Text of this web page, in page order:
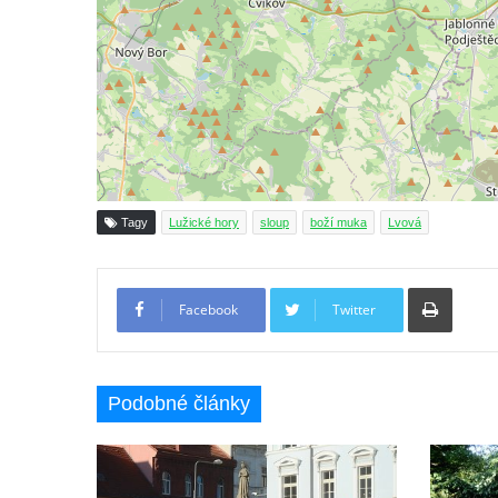
Františkem Xaverským v zámeckém parku v
Duchcově
Sloup svatého Vavřince u náměstí Jiřího z
Poděbrad v Duchcově
Sloup Nejsvětější Trojice na Krakonošově
náměstí v Trutnově
Sloup Panny Marie na Dolním náměstí v
Olomouci
Sloup Panny Marie na Masarykově náměstí
ve Vyškově
Sloup Panny Marie na Masarykově náměstí
Sloup svatého Františka Xaverského v
Sloup svatého Václava u kostela svatých
Šimona a Judy v Lenešicích
Tagy Lužické hory sloup boží muka Lvová
Facebook Twitter
Podobné články